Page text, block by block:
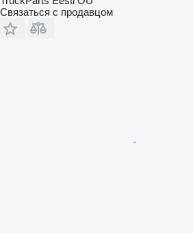
Связаться с продавцом